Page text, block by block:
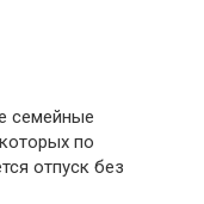
семейные
по
отпуск без